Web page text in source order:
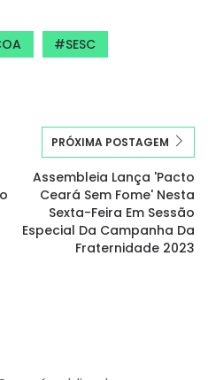
SESC
PRÓXIMA POSTAGEM
Assembleia Lança 'Pacto
Ceará Sem Fome' Nesta
Sexta-Feira Em Sessão
Especial Da Campanha Da
Fraternidade 2023